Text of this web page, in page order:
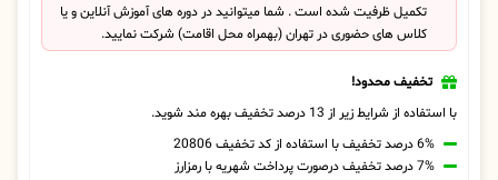
تکمیل ظرفیت شده است . شما میتوانید در دوره های آموزش آنلاین و یا
کلاس های حضوری در تهران (بهمراه محل اقامت) شرکت نمایید.
تخفیف محدود!
با استفاده از شرایط زیر از 13 درصد تخفیف بهره مند شوید.
6% درصد تخفیف با استفاده از کد تخفیف 20806
7% درصد تخفیف درصورت پرداخت شهریه با رمزارز